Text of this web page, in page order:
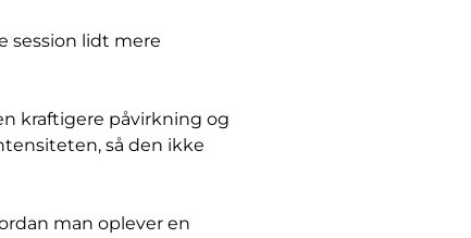
session lidt mere
kraftigere påvirkning og
så den ikke
man oplever en